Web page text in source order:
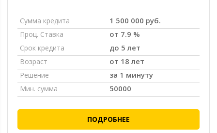
Сумма кредита 1 500 000 руб.
Проц. Ставка от 7.9 %
Срок кредита до 5 лет
Возраст от 18 лет
Решение за 1 минуту
Мин. сумма 50000
ПОДРОБНЕЕ